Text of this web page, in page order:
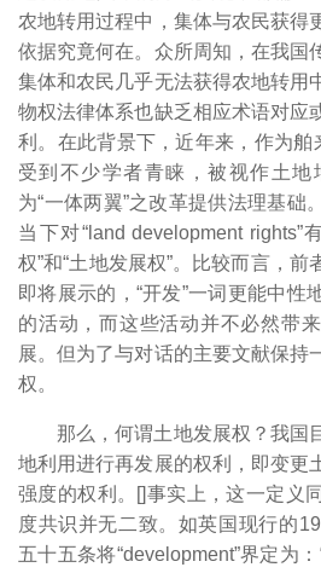
农地转用过程中，集体与农民获得
依据究竟何在。众所周知，在我国
集体和农民几乎无法获得农地转用
物权法律体系也缺乏相应术语对应
利。在此背景下，近年来，作为舶
受到不少学者青睐，被视作土地
为“一体两翼”之改革提供法理基础
当下对“land development rights”
权”和“土地发展权”。比较而言，
即将展示的，“开发”一词更能中性
的活动，而这些活动并不必然带
展。但为了与对话的主要文献保持
权。
那么，何谓土地发展权？我国
地利用进行再发展的权利，即变更
强度的权利。[]事实上，这一定义
度共识并无二致。如英国现行的
五十五条将“development”界定为